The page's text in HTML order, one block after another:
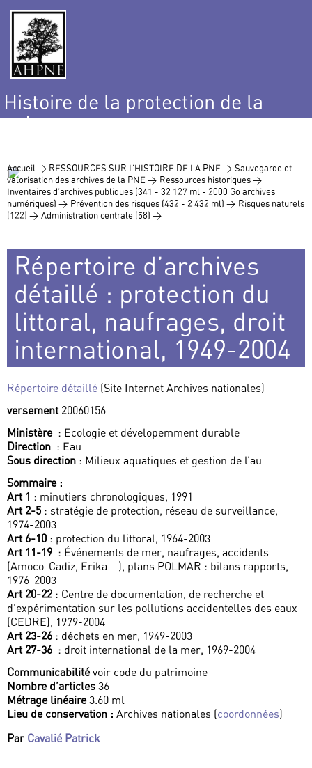
Histoire de la protection de la
nature
Accueil > RESSOURCES SUR L’HISTOIRE DE LA PNE > Sauvegarde et
valorisation des archives de la PNE > Ressources historiques >
Inventaires d’archives publiques (341 - 32 127 ml - 2000 Go archives
numériques) > Prévention des risques (432 - 2 432 ml) > Risques naturels
(122) > Administration centrale (58) >
Répertoire d’archives
détaillé : protection du
littoral, naufrages, droit
international, 1949-2004
Répertoire détaillé (Site Internet Archives nationales)
versement 20060156
Ministère : Ecologie et dévelopemment durable
Direction : Eau
Sous direction : Milieux aquatiques et gestion de l’au
Sommaire :
Art 1 : minutiers chronologiques, 1991
Art 2-5 : stratégie de protection, réseau de surveillance,
1974-2003
Art 6-10 : protection du littoral, 1964-2003
Art 11-19 : Événements de mer, naufrages, accidents
(Amoco-Cadiz, Erika ...), plans POLMAR : bilans rapports,
1976-2003
Art 20-22 : Centre de documentation, de recherche et
d’expérimentation sur les pollutions accidentelles des eaux
(CEDRE), 1979-2004
Art 23-26 : déchets en mer, 1949-2003
Art 27-36 : droit international de la mer, 1969-2004
Communicabilitévoir code du patrimoine
Nombre d’articles 36
Métrage linéaire3.60 ml
Lieu de conservation : Archives nationales (coordonnées)
Par Cavalié Patrick